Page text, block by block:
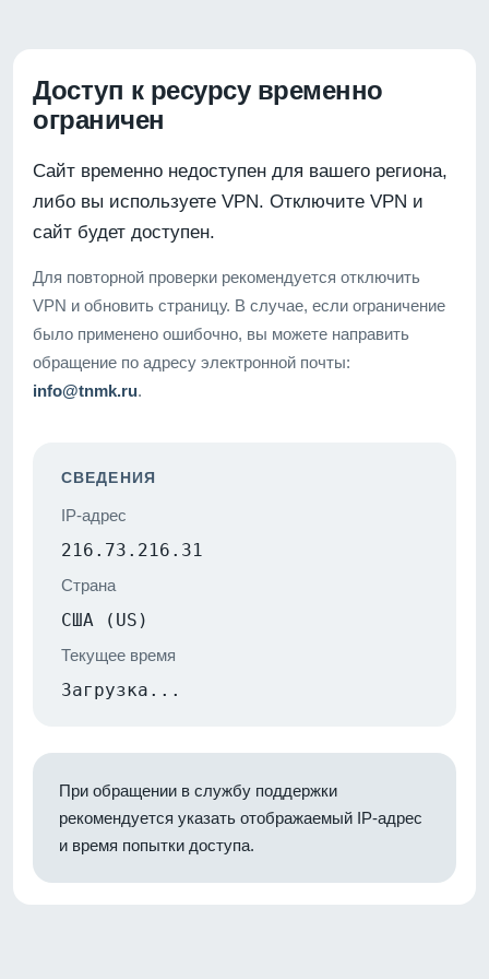
Доступ к ресурсу временно
ограничен
Сайт временно недоступен для вашего региона,
либо вы используете VPN. Отключите VPN и
сайт будет доступен.
Для повторной проверки рекомендуется отключить
VPN и обновить страницу. В случае, если ограничение
было применено ошибочно, вы можете направить
обращение по адресу электронной почты:
info@tnmk.ru.
СВЕДЕНИЯ
IP-адрес
216.73.216.31
Страна
США (US)
Текущее время
Загрузка...
При обращении в службу поддержки
рекомендуется указать отображаемый IP-адрес
и время попытки доступа.